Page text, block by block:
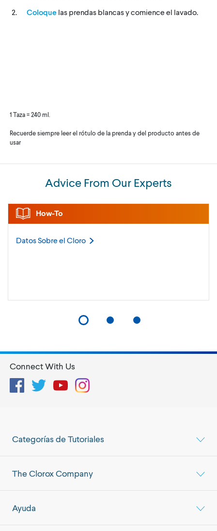
Coloque las prendas blancas y comience el lavado.
1 Taza = 240 ml.
Recuerde siempre leer el rótulo de la prenda y del producto antes de
usar
Advice From Our Experts
How-To
Datos Sobre el Cloro
Categorías de Tutoriales
The Clorox Company
Ayuda
Connect With Us
FacebookTwitterYouTubeInstagram